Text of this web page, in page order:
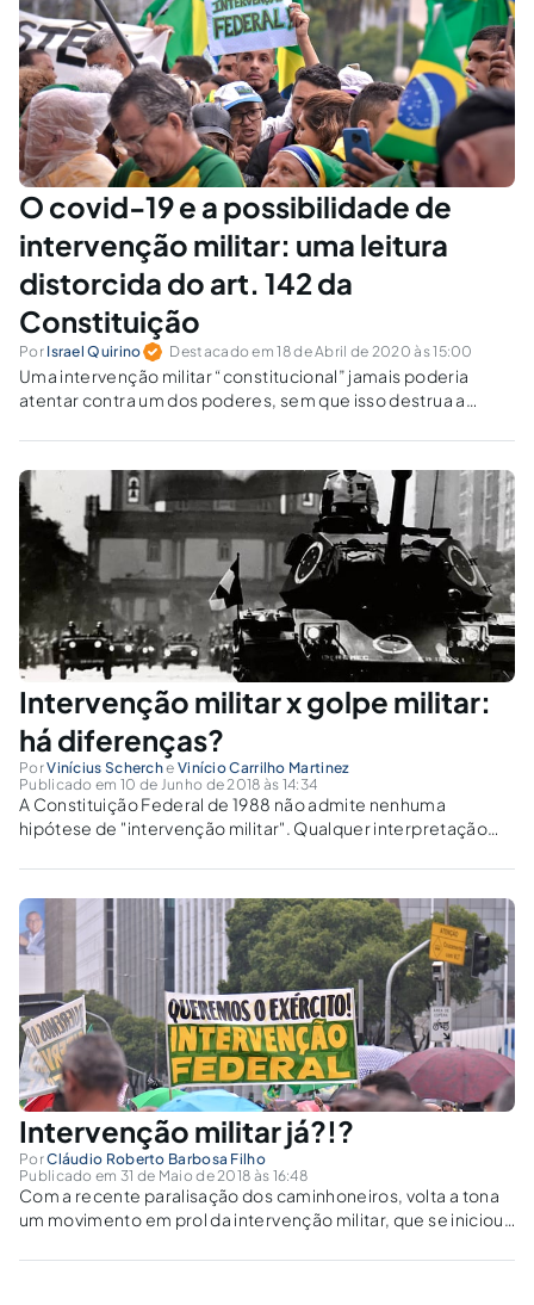
O covid-19 e a possibilidade de
intervenção militar: uma leitura
distorcida do art. 142 da
Constituição
Por Israel Quirino Destacado em 18 de Abril de 2020 às 15:00
Uma intervenção militar “constitucional” jamais poderia
atentar contra um dos poderes, sem que isso destrua a
“constitucional” não passa de mero paradoxo, portanto.
Intervenção militar x golpe militar:
há diferenças?
PorVinícius Scherche Vinício Carrilho Martinez
Publicado em 10 de Junho de 2018 às 14:34
A Constituição Federal de 1988 não admite nenhuma
hipótese de "intervenção militar". Qualquer interpretação
e à República e, como tal, deve ser interpelado e banido do
convívio político.
Intervenção militar já?!?
PorCláudio Roberto Barbosa Filho
Publicado em 31 de Maio de 2018 às 16:48
Com a recente paralisação dos caminhoneiros, volta a tona
um movimento em prol da intervenção militar, que se iniciou
golpe?